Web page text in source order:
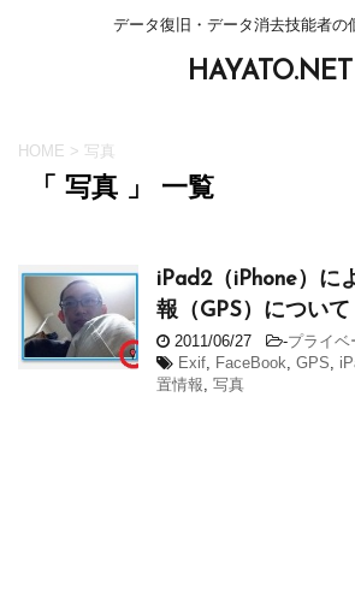
データ復旧・データ消去技能者の
HAYATO.NET
HOME > 写真
「 写真 」 一覧
iPad2（iPhone）に
報（GPS）について
2011/06/27 -プライベ
Exif, FaceBook, GPS,
置情報, 写真